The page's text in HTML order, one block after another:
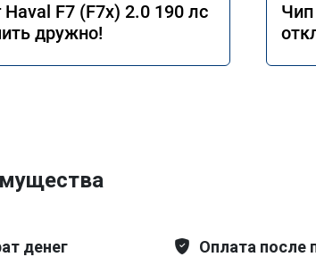
F7 (F7x) 2.0 190 лс
дружно!
Чип
денег Оплата после